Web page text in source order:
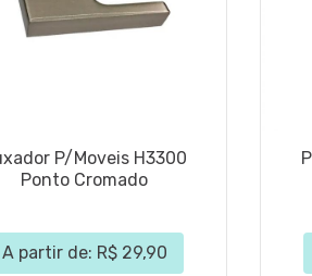
P/Moveis H3300
Ponto Cromado
A partir de: R$ 29,90